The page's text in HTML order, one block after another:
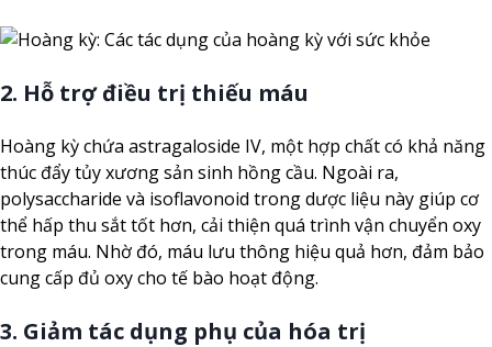
2. Hỗ trợ điều trị thiếu máu
Hoàng kỳ chứa astragaloside IV, một hợp chất có khả năng
thúc đẩy tủy xương sản sinh hồng cầu. Ngoài ra,
polysaccharide và isoflavonoid trong dược liệu này giúp cơ
thể hấp thu sắt tốt hơn, cải thiện quá trình vận chuyển oxy
trong máu. Nhờ đó, máu lưu thông hiệu quả hơn, đảm bảo
cung cấp đủ oxy cho tế bào hoạt động.
3. Giảm tác dụng phụ của hóa trị